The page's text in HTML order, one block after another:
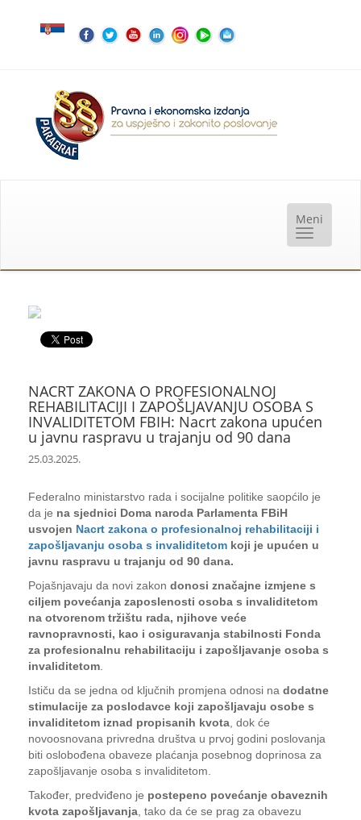
NACRT ZAKONA O PROFESIONALNOJ
REHABILITACIJI I ZAPOŠLJAVANJU OSOBA S
INVALIDITETOM FBIH: Nacrt zakona upućen
u javnu raspravu u trajanju od 90 dana
25.03.2025.
Federalno ministarstvo rada i socijalne politike saopćilo je
da je na sjednici Doma naroda Parlamenta FBiH
usvojen Nacrt zakona o profesionalnoj rehabilitaciji i
zapošljavanju osoba s invaliditetom koji je upućen u
javnu raspravu u trajanju od 90 dana.
Pojašnjavaju da novi zakon donosi značajne izmjene s
ciljem povećanja zaposlenosti osoba s invaliditetom
na otvorenom tržištu rada, njihove veće
ravnopravnosti, kao i osiguravanja stabilnosti Fonda
za profesionalnu rehabilitaciju i zapošljavanje osoba s
invaliditetom
Ističu da se jedna od ključnih promjena odnosi na dodatne
stimulacije za poslodavce koji zapošljavaju osobe s
invaliditetom iznad propisanih kvota , dok će
novoosnovana privredna društva u prvoj godini poslovanja
biti oslobođena obaveze plaćanja posebnog doprinosa za
zapošljavanje osoba s invaliditetom.
Također, predviđeno je postepeno povećanje obaveznih
kvota zapošljavanja , tako da će se prag za obavezu